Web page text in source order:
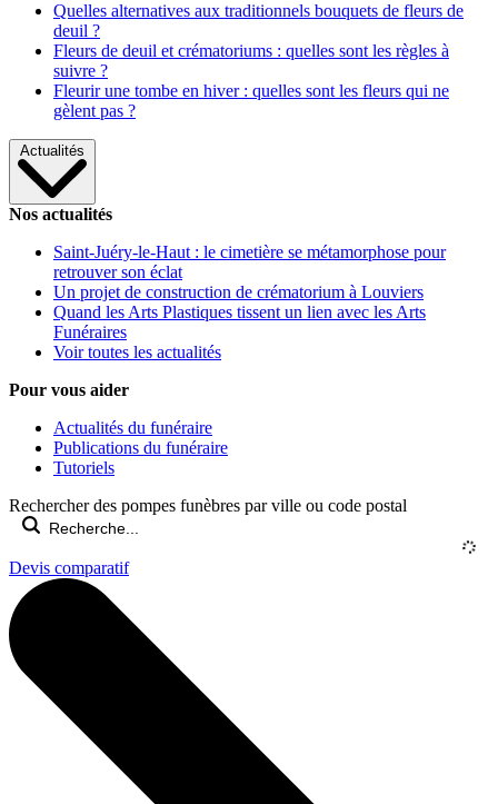
Quelles alternatives aux traditionnels bouquets de fleurs de
deuil ?
Fleurs de deuil et crématoriums : quelles sont les règles à
suivre ?
Fleurir une tombe en hiver : quelles sont les fleurs qui ne
gèlent pas ?
Actualités
Nos actualités
Saint-Juéry-le-Haut : le cimetière se métamorphose pour
retrouver son éclat
Un projet de construction de crématorium à Louviers
Quand les Arts Plastiques tissent un lien avec les Arts
Funéraires
Voir toutes les actualités
Pour vous aider
Actualités du funéraire
Publications du funéraire
Tutoriels
Rechercher des pompes funèbres par ville ou code postal
Devis comparatif